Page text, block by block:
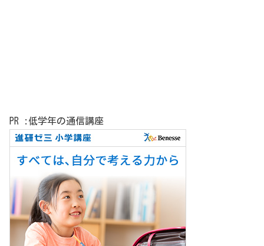
PR :低学年の通信講座